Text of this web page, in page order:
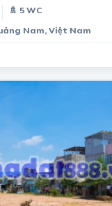
🚿 5 WC
Nam, Việt Nam